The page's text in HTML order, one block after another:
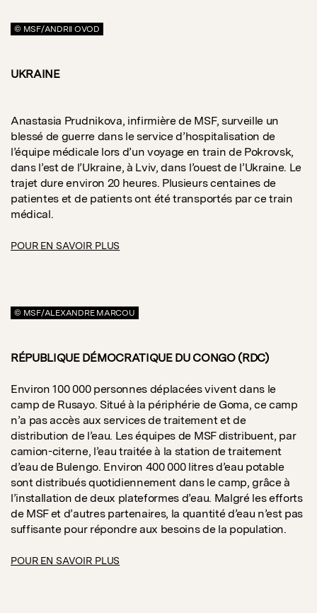
© MSF/ANDRII OVOD
UKRAINE
Anastasia Prudnikova, infirmière de MSF, surveille un
blessé de guerre dans le service d’hospitalisation de
l’équipe médicale lors d’un voyage en train de Pokrovsk,
dans l’est de l’Ukraine, à Lviv, dans l’ouest de l’Ukraine. Le
trajet dure environ 20 heures. Plusieurs centaines de
patientes et de patients ont été transportés par ce train
médical.
POUR EN SAVOIR PLUS
© MSF/ALEXANDRE MARCOU
RÉPUBLIQUE DÉMOCRATIQUE DU CONGO (RDC)
Environ 100 000 personnes déplacées vivent dans le
camp de Rusayo. Situé à la périphérie de Goma, ce camp
n’a pas accès aux services de traitement et de
distribution de l’eau. Les équipes de MSF distribuent, par
camion-citerne, l’eau traitée à la station de traitement
d’eau de Bulengo. Environ 400 000 litres d’eau potable
sont distribués quotidiennement dans le camp, grâce à
l’installation de deux plateformes d’eau. Malgré les efforts
de MSF et d’autres partenaires, la quantité d’eau n’est pas
suffisante pour répondre aux besoins de la population.
POUR EN SAVOIR PLUS